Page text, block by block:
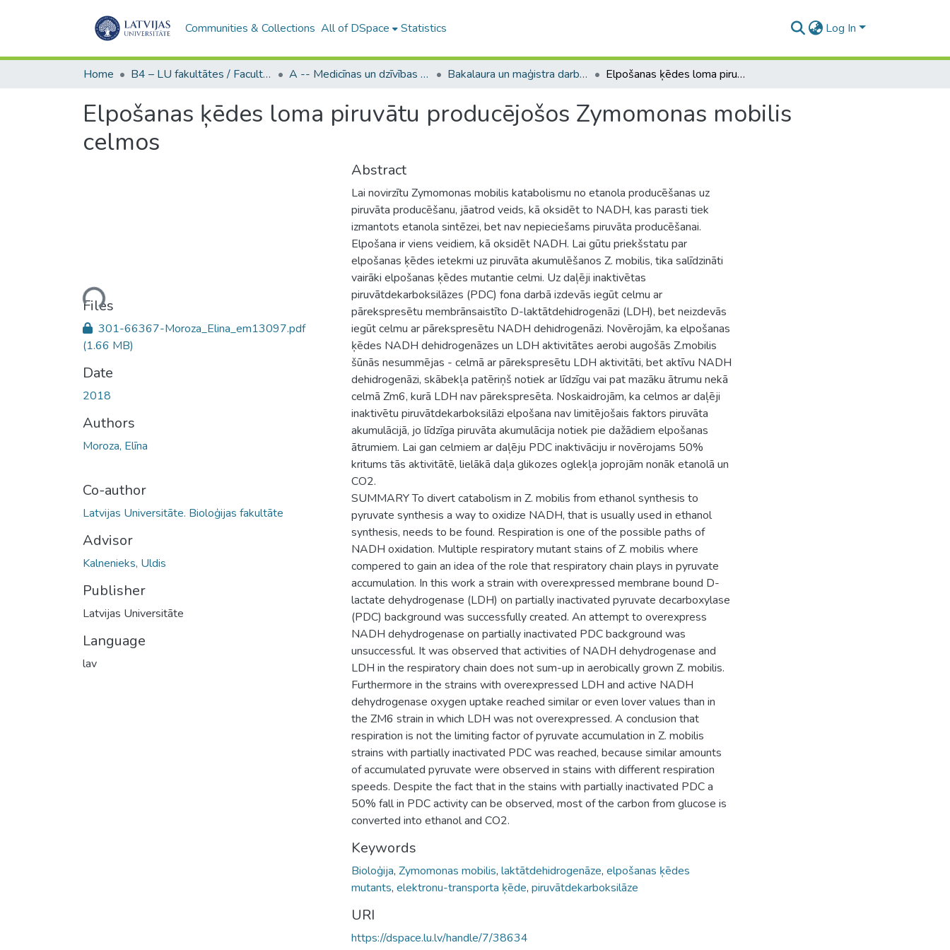
Communities & Collections All of DSpace Statistics Log In
Home B4 – LU fakultātes / Faculties of the UL A -- Medicīnas un dzīvības zinātņu fakultāte / Faculty of Medicine and Life Sciences Bakalaura un maģistra darbi (MDZF) / Bachelor's and Master's theses Elpošanas ķēdes loma piruvātu producējošos Zymomonas mobilis celmos
Elpošanas ķēdes loma piruvātu producējošos Zymomonas mobilis
celmos
Loading...
Files
301-66367-Moroza_Elina_em13097.pdf
(1.66 MB)
Date
2018
Authors
Moroza, Elīna
Co-author
Latvijas Universitāte. Bioloģijas fakultāte
Advisor
Kalnenieks, Uldis
Publisher
Latvijas Universitāte
Language
lav
Abstract
Lai novirzītu Zymomonas mobilis katabolismu no etanola producēšanas uz
piruvāta producēšanu, jāatrod veids, kā oksidēt to NADH, kas parasti tiek
izmantots etanola sintēzei, bet nav nepieciešams piruvāta producēšanai.
Elpošana ir viens veidiem, kā oksidēt NADH. Lai gūtu priekšstatu par
elpošanas ķēdes ietekmi uz piruvāta akumulēšanos Z. mobilis, tika salīdzināti
vairāki elpošanas ķēdes mutantie celmi. Uz daļēji inaktivētas
piruvātdekarboksilāzes (PDC) fona darbā izdevās iegūt celmu ar
pārekspresētu membrānsaistīto D-laktātdehidrogenāzi (LDH), bet neizdevās
iegūt celmu ar pārekspresētu NADH dehidrogenāzi. Novērojām, ka elpošanas
ķēdes NADH dehidrogenāzes un LDH aktivitātes aerobi augošās Z.mobilis
šūnās nesummējas - celmā ar pārekspresētu LDH aktivitāti, bet aktīvu NADH
dehidrogenāzi, skābekļa patēriņš notiek ar līdzīgu vai pat mazāku ātrumu nekā
celmā Zm6, kurā LDH nav pārekspresēta. Noskaidrojām, ka celmos ar daļēji
inaktivētu piruvātdekarboksilāzi elpošana nav limitējošais faktors piruvāta
akumulācijā, jo līdzīga piruvāta akumulācija notiek pie dažādiem elpošanas
ātrumiem. Lai gan celmiem ar daļēju PDC inaktivāciju ir novērojams 50%
kritums tās aktivitātē, lielākā daļa glikozes oglekļa joprojām nonāk etanolā un
CO2.
SUMMARY To divert catabolism in Z. mobilis from ethanol synthesis to
pyruvate synthesis a way to oxidize NADH, that is usually used in ethanol
synthesis, needs to be found. Respiration is one of the possible paths of
NADH oxidation. Multiple respiratory mutant stains of Z. mobilis where
compered to gain an idea of the role that respiratory chain plays in pyruvate
accumulation. In this work a strain with overexpressed membrane bound D-
lactate dehydrogenase (LDH) on partially inactivated pyruvate decarboxylase
(PDC) background was successfully created. An attempt to overexpress
NADH dehydrogenase on partially inactivated PDC background was
unsuccessful. It was observed that activities of NADH dehydrogenase and
LDH in the respiratory chain does not sum-up in aerobically grown Z. mobilis.
Furthermore in the strains with overexpressed LDH and active NADH
dehydrogenase oxygen uptake reached similar or even lover values than in
the ZM6 strain in which LDH was not overexpressed. A conclusion that
respiration is not the limiting factor of pyruvate accumulation in Z. mobilis
strains with partially inactivated PDC was reached, because similar amounts
of accumulated pyruvate were observed in stains with different respiration
speeds. Despite the fact that in the stains with partially inactivated PDC a
50% fall in PDC activity can be observed, most of the carbon from glucose is
converted into ethanol and CO2.
Keywords
Bioloģija, Zymomonas mobilis, laktātdehidrogenāze, elpošanas ķēdes
mutants, elektronu-transporta ķēde, piruvātdekarboksilāze
URI
https://dspace.lu.lv/handle/7/38634